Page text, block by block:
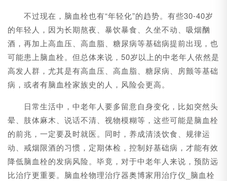
不过现在，脑血栓也有“年轻化”的趋势。有些30-40岁
的年轻人，因为长期熬夜、暴饮暴食、久坐不动、吸烟酗
酒，再加上高血压、高血脂、糖尿病等基础病提前出现，也
可能患上脑血栓。但总体来说，50岁以上的中老年人依然是
高发人群，尤其是有高血压、高血脂、糖尿病、房颤等基础
病，或者有脑血栓家族史的人，风险会更高。
日常生活中，中老年人要多留意自身变化，比如突然头
晕、肢体麻木、说话不清、视物模糊等，这些可能是脑血栓
的前兆，一定要及时就医。同时，养成清淡饮食、规律运
动、戒烟限酒的习惯，定期体检，控制好基础病，才能有效
降低脑血栓的发病风险。毕竟，对于中老年人来说，预防远
比治疗更重要。脑血栓物理治疗器奥博家用治疗仪_脑血栓